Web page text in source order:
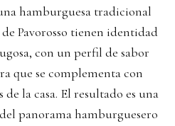
hamburguesa tradicional
Pavorosso tienen identidad
con un perfil de sabor
que se complementa con
la casa. El resultado es una
panorama hamburguesero